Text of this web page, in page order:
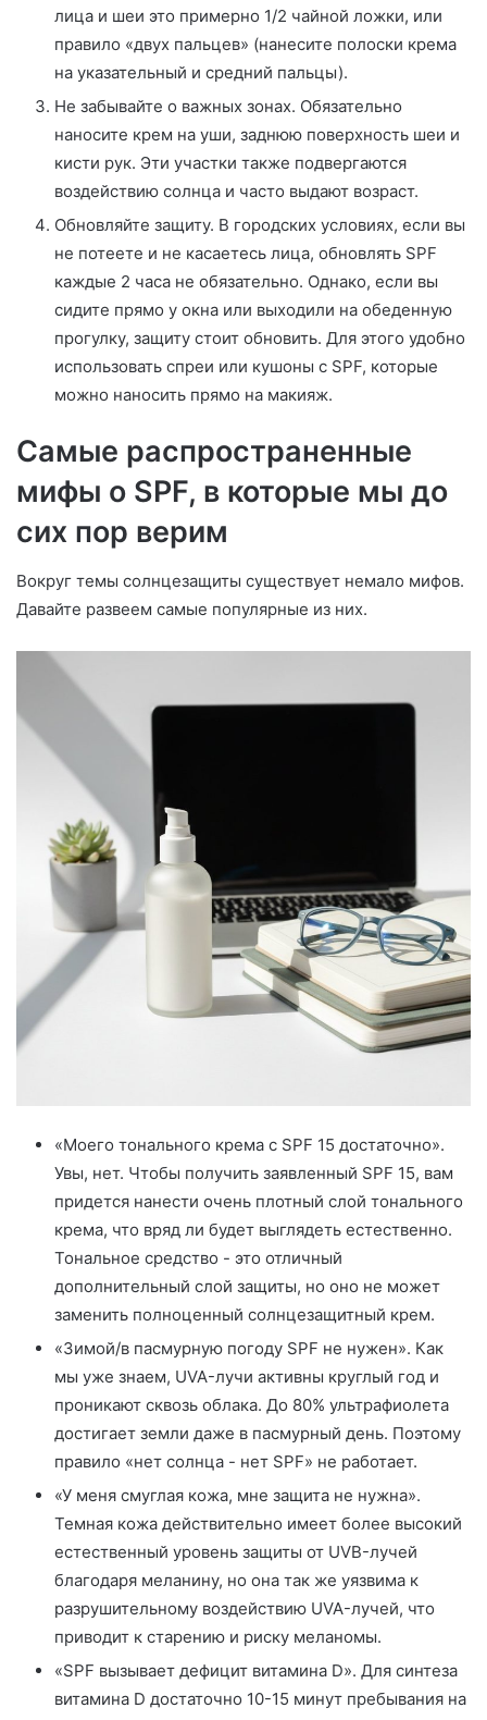
лица и шеи это примерно 1/2 чайной ложки, или
правило «двух пальцев» (нанесите полоски крема
на указательный и средний пальцы).
Не забывайте о важных зонах. Обязательно
наносите крем на уши, заднюю поверхность шеи и
кисти рук. Эти участки также подвергаются
воздействию солнца и часто выдают возраст.
Обновляйте защиту. В городских условиях, если вы
не потеете и не касаетесь лица, обновлять SPF
каждые 2 часа не обязательно. Однако, если вы
сидите прямо у окна или выходили на обеденную
прогулку, защиту стоит обновить. Для этого удобно
использовать спреи или кушоны с SPF, которые
можно наносить прямо на макияж.
Самые распространенные
мифы о SPF, в которые мы до
сих пор верим
Вокруг темы солнцезащиты существует немало мифов.
Давайте развеем самые популярные из них.
«Моего тонального крема с SPF 15 достаточно».
Увы, нет. Чтобы получить заявленный SPF 15, вам
придется нанести очень плотный слой тонального
крема, что вряд ли будет выглядеть естественно.
Тональное средство - это отличный
дополнительный слой защиты, но оно не может
заменить полноценный солнцезащитный крем.
«Зимой/в пасмурную погоду SPF не нужен». Как
мы уже знаем, UVA-лучи активны круглый год и
проникают сквозь облака. До 80% ультрафиолета
достигает земли даже в пасмурный день. Поэтому
правило «нет солнца - нет SPF» не работает.
«У меня смуглая кожа, мне защита не нужна».
Темная кожа действительно имеет более высокий
естественный уровень защиты от UVB-лучей
благодаря меланину, но она так же уязвима к
разрушительному воздействию UVA-лучей, что
приводит к старению и риску меланомы.
«SPF вызывает дефицит витамина D». Для синтеза
витамина D достаточно 10-15 минут пребывания на